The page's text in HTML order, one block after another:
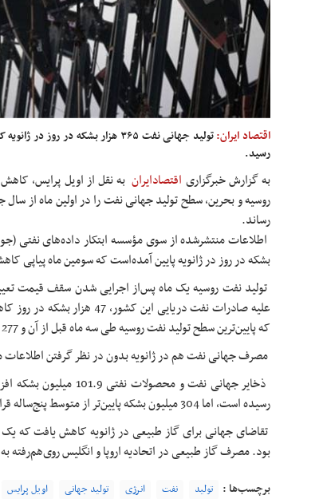
اقتصاد ایران:
رسید.
به گزارش خبرگزاری اقتصادایرانبهنقل از اویل پرایس، کاهش
رساند.
بشکه در روز در ژانویه پایین آمده‌است که سومین ماه پیاپی
که پایین‌ترین سطح تولید نفت روسیه طی سه ماه قبل‌ از آن و 277 هزار بشکه در روز پایین‌تر از ژانویه 2022 بود.
مصرف جهانی نفت هم در ژانویه بدون در نظر گرفتن
رسیده است، اما 304 میلیون بشکه پایین‌تر از متوسط پنج‌ساله قرار دارد.
تقاضای جهانی برای گاز طبیعی در ژانویه کاهش یافت که یک
بود. مصرف گاز طبیعی در اتحادیه اروپا و انگلیس روی‌هم‌رفته به پایین‌ترین
برچسب‌ها : تولید نفت انرژی تولید جهانی اویل پرایس